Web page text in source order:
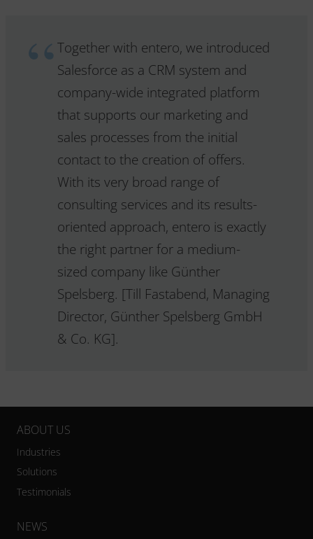
Together with entero, we introduced
Salesforce as a CRM system and
company-wide integrated platform
that supports our marketing and
sales processes from the initial
contact to the creation of offers.
With its very broad range of
consulting services and its results-
oriented approach, entero is exactly
the right partner for a medium-
sized company like Günther
Spelsberg. [Till Fastabend, Managing
Director, Günther Spelsberg GmbH
& Co. KG].
ABOUT US
Industries
Solutions
Testimonials
NEWS